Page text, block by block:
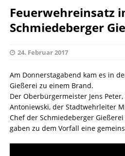
Feuerwehreinsatz
Schmiedeberger
24. Februar 2017
Am Donnerstagabend kam es in
Gießerei zu einem Brand.
Der Oberbürgermeister Jens
Antoniewski, der Stadtwehrleiter
Chef der Schmiedeberger
gaben zu dem Vorfall eine